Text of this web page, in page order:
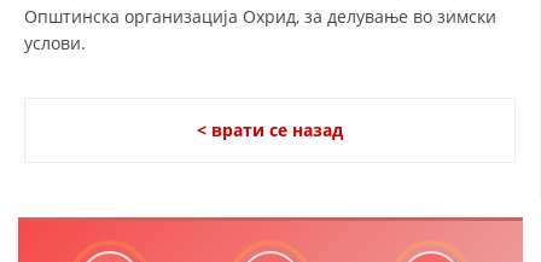
Општинска организација Охрид, за делување во зимски
услови.
< врати се назад